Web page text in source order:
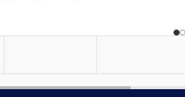
(৬) ১ম দিন থেকে ফর্সা করে।